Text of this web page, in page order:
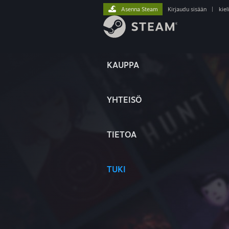
KAUPPA
YHTEISÖ
TIETOA
TUKI
Asenna Steam Kirjaudu sisään kieli